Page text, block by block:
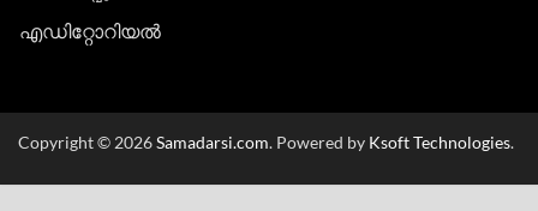
എഡിറ്റോറിയല്‍
Copyright © 2026Samadarsi.com. Powered by Ksoft Technologies.